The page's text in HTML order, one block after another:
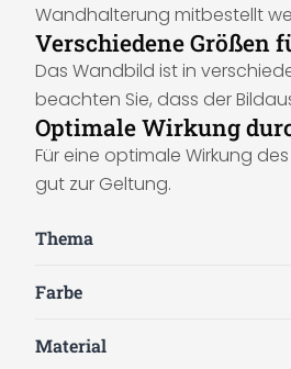
Wandhalterung mitbestellt
Verschiedene Größen
Das Wandbild ist in
beachten Sie, dass der
Optimale Wirkung
Für eine optimale Wirkung
gut zur Geltung.
Thema
Farbe
Material